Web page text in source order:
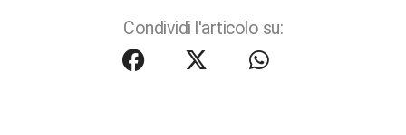
Condividi l'articolo su: